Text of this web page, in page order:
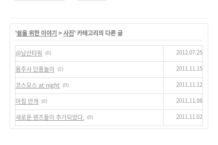
'쉼을 위한 이야기 >사진' 카테고리의 다른 글
@남산타워 (0) 2012.07.25
용주사 단풍놀이 (2) 2011.11.15
코스모스 at night (0) 2011.11.12
아침 안개 (0) 2011.11.08
새로운 렌즈들이 추가되었다. (0) 2011.11.02